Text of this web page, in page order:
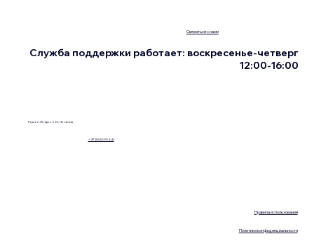
Правила использования
Политика конфиденциальности
Ришон Ле-Цион 13, Нетания
+972555076342
Связаться с нами
Служба поддержки работает: воскресенье-четверг
12:00-16:00